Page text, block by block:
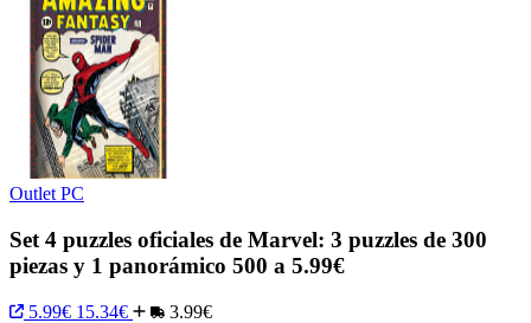
Outlet PC
Set 4 puzzles oficiales de Marvel: 3 puzzles de 300
piezas y 1 panorámico 500 a 5.99€
5.99€ 15.34€ 3.99€